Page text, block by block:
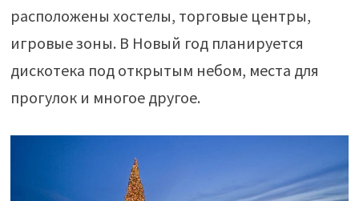
расположены хостелы, торговые центры,
игровые зоны. В Новый год планируется
дискотека под открытым небом, места для
прогулок и многое другое.